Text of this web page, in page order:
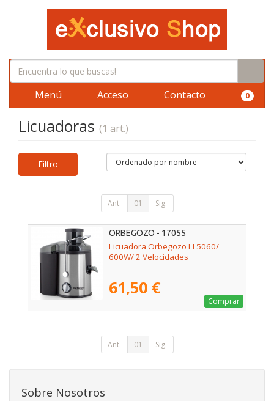
Menú Acceso Contacto 0
Licuadoras (1 art.)
Filtro
Ant. 01 Sig.
ORBEGOZO - 17055
Licuadora Orbegozo LI 5060/
600W/ 2 Velocidades
61,50 €
Comprar
Ant. 01 Sig.
Sobre Nosotros